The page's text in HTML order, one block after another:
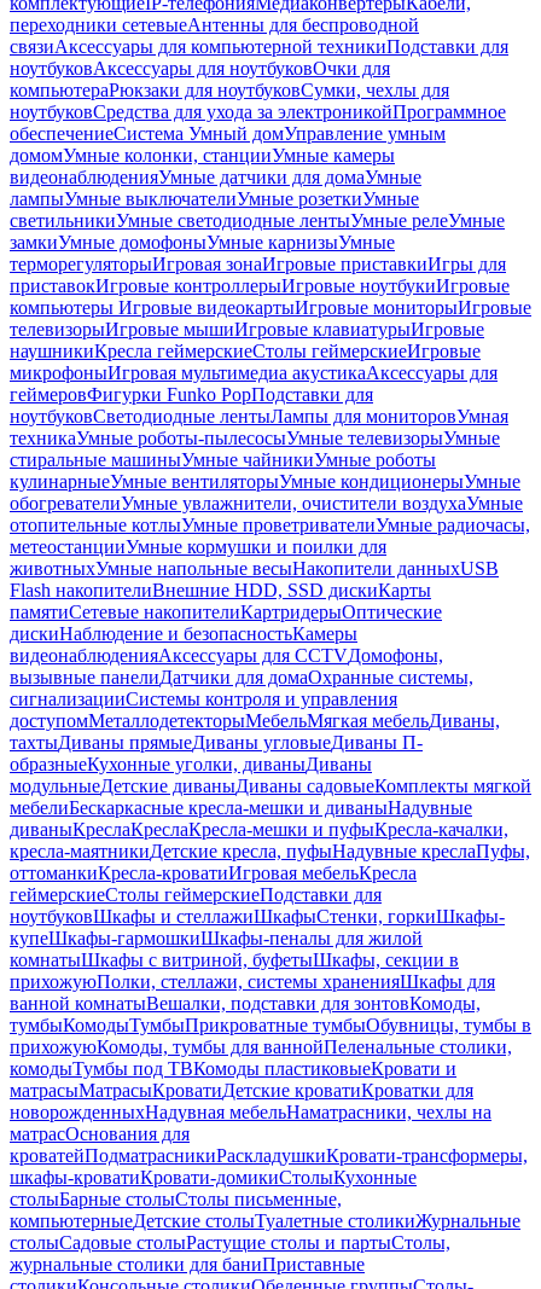
переходники сетевыеАнтенны для беспроводной
связиАксессуары для компьютерной техникиПодставки для
ноутбуковАксессуары для ноутбуковОчки для
компьютераРюкзаки для ноутбуковСумки, чехлы для
ноутбуковСредства для ухода за электроникойПрограммное
обеспечениеСистема Умный домУправление умным
домомУмные колонки, станцииУмные камеры
видеонаблюденияУмные датчики для домаУмные
лампыУмные выключателиУмные розеткиУмные
светильникиУмные светодиодные лентыУмные релеУмные
замкиУмные домофоныУмные карнизыУмные
терморегуляторыИгровая зонаИгровые приставкиИгры для
приставокИгровые контроллерыИгровые ноутбукиИгровые
компьютеры Игровые видеокартыИгровые мониторыИгровые
телевизорыИгровые мышиИгровые клавиатурыИгровые
наушникиКресла геймерскиеСтолы геймерскиеИгровые
микрофоныИгровая мультимедиа акустикаАксессуары для
геймеровФигурки Funko PopПодставки для
ноутбуковСветодиодные лентыЛампы для мониторовУмная
техникаУмные роботы-пылесосыУмные телевизорыУмные
стиральные машиныУмные чайникиУмные роботы
кулинарныеУмные вентиляторыУмные кондиционерыУмные
обогревателиУмные увлажнители, очистители воздухаУмные
отопительные котлыУмные проветривателиУмные радиочасы,
метеостанцииУмные кормушки и поилки для
животныхУмные напольные весыНакопители данныхUSB
Flash накопителиВнешние HDD, SSD дискиКарты
памятиСетевые накопителиКартридерыОптические
дискиНаблюдение и безопасностьКамеры
видеонаблюденияАксессуары для CCTVДомофоны,
вызывные панелиДатчики для домаОхранные системы,
сигнализацииСистемы контроля и управления
доступомМеталлодетекторыМебельМягкая мебельДиваны,
тахтыДиваны прямыеДиваны угловыеДиваны П-
образныеКухонные уголки, диваныДиваны
модульныеДетские диваныДиваны садовыеКомплекты мягкой
мебелиБескаркасные кресла-мешки и диваныНадувные
диваныКреслаКреслаКресла-мешки и пуфыКресла-качалки,
кресла-маятникиДетские кресла, пуфыНадувные креслаПуфы,
оттоманкиКресла-кроватиИгровая мебельКресла
геймерскиеСтолы геймерскиеПодставки для
ноутбуковШкафы и стеллажиШкафыСтенки, горкиШкафы-
купеШкафы-гармошкиШкафы-пеналы для жилой
комнатыШкафы с витриной, буфетыШкафы, секции в
прихожуюПолки, стеллажи, системы храненияШкафы для
ванной комнатыВешалки, подставки для зонтовКомоды,
тумбыКомодыТумбыПрикроватные тумбыОбувницы, тумбы в
прихожуюКомоды, тумбы для ваннойПеленальные столики,
комодыТумбы под ТВКомоды пластиковыеКровати и
матрасыМатрасыКроватиДетские кроватиКроватки для
новорожденныхНадувная мебельНаматрасники, чехлы на
матрасОснования для
кроватейПодматрасникиРаскладушкиКровати-трансформеры,
шкафы-кроватиКровати-домикиСтолыКухонные
столыБарные столыСтолы письменные,
компьютерныеДетские столыТуалетные столикиЖурнальные
столыСадовые столыРастущие столы и партыСтолы,
журнальные столики для баниПриставные